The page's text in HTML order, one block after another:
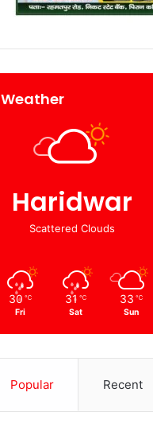
Weather
Haridwar
Scattered Clouds
30 ℃
Fri
31 ℃
Sat
33 ℃
Sun
Popular Recent